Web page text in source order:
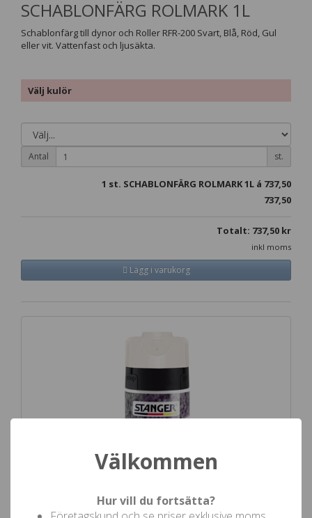
SCHABLONFÄRG ROLMARK 1L
Schablonfärg till dynor och Roller RFR-200 Svart, Blå, Röd, Gul
eller vit. Vattenfast och ljusäkta.
Välj kulör
Antal st.
1 st. SCHABLONFÄRG ROLMARK 1L á 737,50
737,50
Totalt: 737,50 kr
inkl moms
Lägg i varukorg
Välkommen
Hur vill du fortsätta?